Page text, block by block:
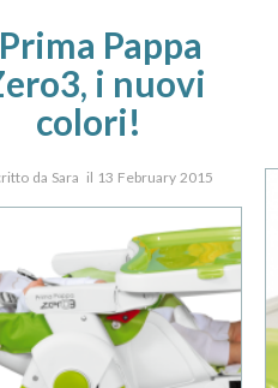
Prima Pappa
i nuovi
colori!
da Sara il 13 February 2015